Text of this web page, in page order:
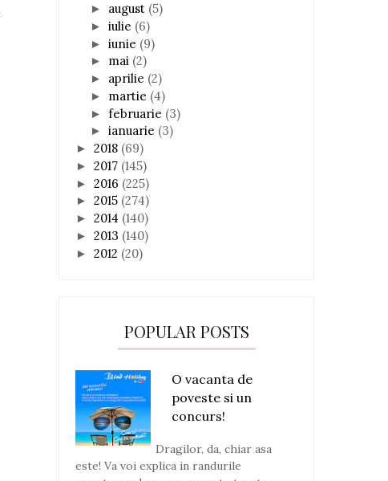
► august (5)
► iulie (6)
► iunie (9)
► mai (2)
► aprilie (2)
► martie (4)
► februarie (3)
► ianuarie (3)
► 2018 (69)
► 2017 (145)
► 2016 (225)
► 2015 (274)
► 2014 (140)
► 2013 (140)
► 2012 (20)
POPULAR POSTS
O vacanta de
poveste si un
concurs!
Dragilor, da, chiar asa
este! Va voi explica in randurile